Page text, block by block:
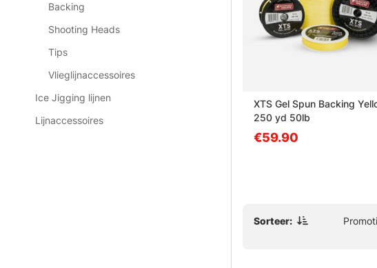
Backing
Shooting Heads
Tips
Vlieglijnaccessoires
Ice Jigging lijnen
Lijnaccessoires
SA Amplitude Smooth
Bonefish WF Fly Line
XTS Gel Spun Backing
250 yd 50lb
€59.90
Sorteer: